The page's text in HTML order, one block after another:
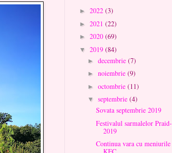
► 2022 (3)
► 2021 (22)
► 2020 (69)
▼ 2019 (84)
► decembrie (7)
► noiembrie (9)
► octombrie (11)
▼ septembrie (4)
Sovata septembrie 2019
Festivalul sarmalelor Praid-
2019
Continua vara cu meniurile